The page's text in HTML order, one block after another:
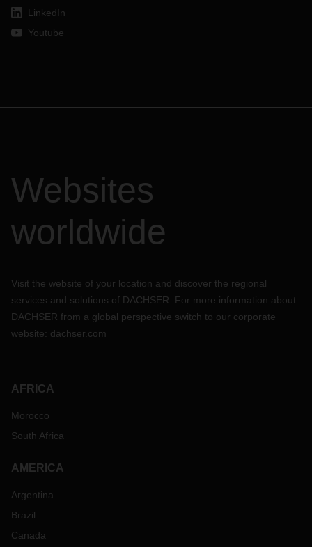
LinkedIn
Youtube
Websites
worldwide
Visit the website of your location and discover the regional
services and solutions of DACHSER. For more information about
DACHSER from a global perspective switch to our corporate
website: dachser.com
AFRICA
Morocco
South Africa
AMERICA
Argentina
Brazil
Canada